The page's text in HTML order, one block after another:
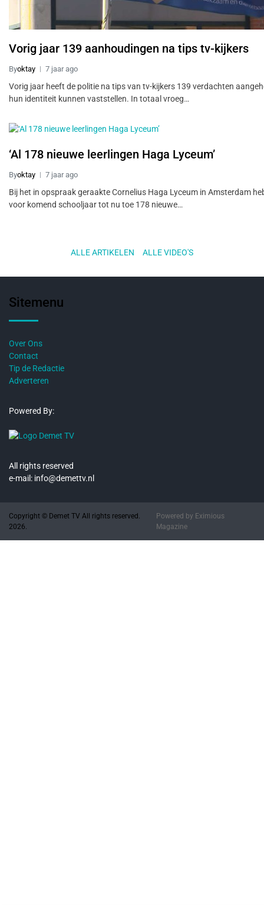
Vorig jaar 139 aanhoudingen na tips tv-kijkers
Byoktay 7 jaar ago
Vorig jaar heeft de politie na tips van tv-kijkers 139 verdachten
hun identiteit kunnen vaststellen. In totaal vroeg…
‘Al 178 nieuwe leerlingen Haga Lyceum’
Byoktay 7 jaar ago
Bij het in opspraak geraakte Cornelius Haga Lyceum in Amsterdam
voor komend schooljaar tot nu toe 178 nieuwe…
ALLE ARTIKELEN ALLE VIDEO'S
Sitemenu
Over Ons
Contact
Tip de Redactie
Adverteren
Powered By:
All rights reserved
e-mail: info@demettv.nl
Copyright © Demet TV All rights reserved.
2026.
Powered by Eximious
Magazine